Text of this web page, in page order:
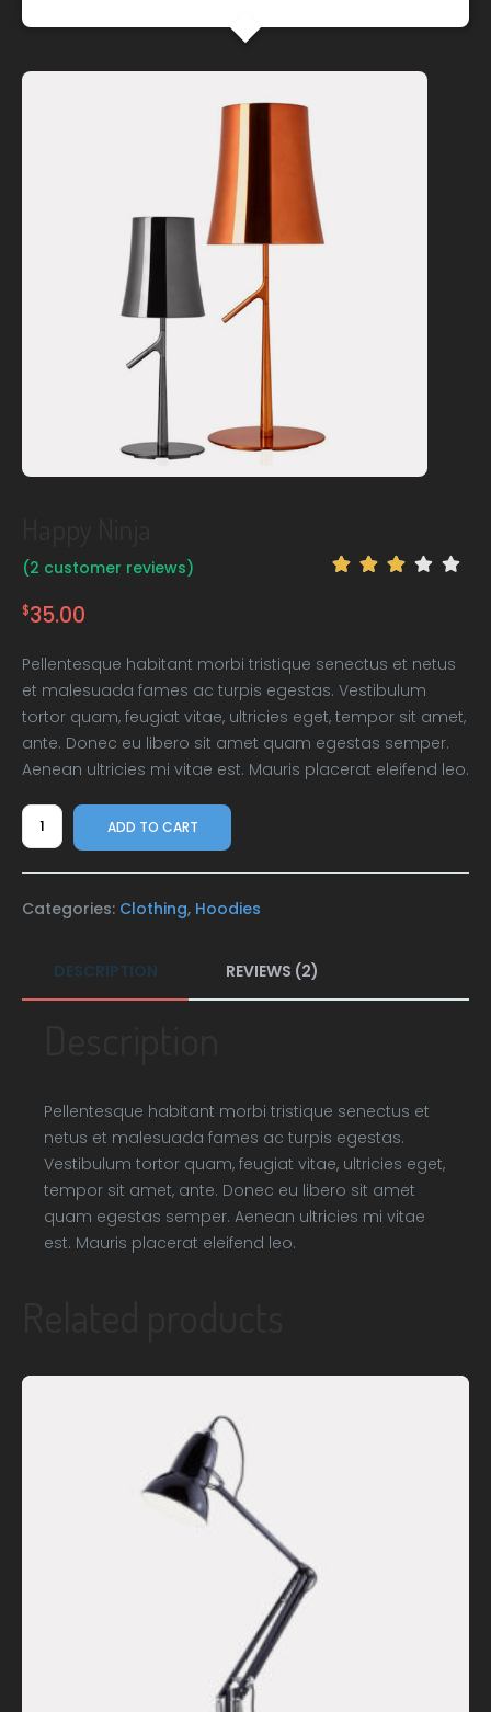
(2 customer reviews)
$35.00
Pellentesque habitant morbi tristique senectus et netus
et malesuada fames ac turpis egestas. Vestibulum
tortor quam, feugiat vitae, ultricies eget, tempor sit amet,
ante. Donec eu libero sit amet quam egestas semper.
Aenean ultricies mi vitae est. Mauris placerat eleifend leo.
Happy
Ninja
quantity
ADD TO CART
Categories: Clothing, Hoodies
DESCRIPTION REVIEWS (2)
Pellentesque habitant morbi tristique senectus et
netus et malesuada fames ac turpis egestas.
Vestibulum tortor quam, feugiat vitae, ultricies eget,
tempor sit amet, ante. Donec eu libero sit amet
quam egestas semper. Aenean ultricies mi vitae
est. Mauris placerat eleifend leo.